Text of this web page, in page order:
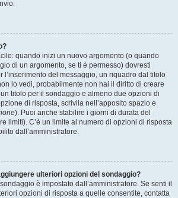
quando inizi un nuovo argomento (o quando
di un argomento, se ti è permesso) dovresti
l’inserimento del messaggio, un riquadro dal titolo
lo vedi, probabilmente non hai il diritto di creare
titolo per il sondaggio e almeno due opzioni di
di risposta, scrivila nell’apposito spazio e
). Puoi anche stabilire i giorni di durata del
limiti). C’è un limite al numero di opzioni di risposta
dall’amministratore.
ulteriori opzioni del sondaggio?
è impostato dall’amministratore. Se senti il
opzioni di risposta a quelle consentite, contatta